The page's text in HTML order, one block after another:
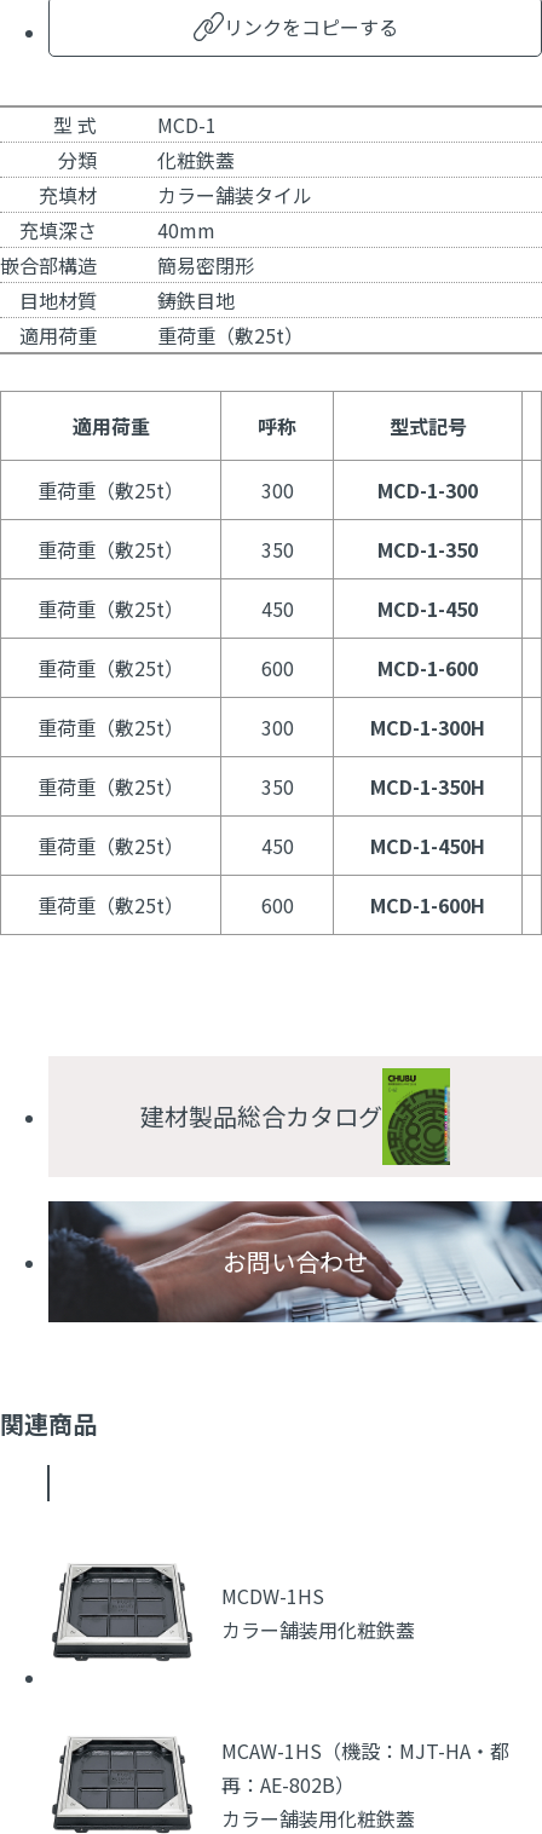
リンクをコピーする
型 式
MCD-1
分類
化粧鉄蓋
充填材
カラー舗装タイル
充填深さ
40mm
嵌合部構造
簡易密閉形
目地材質
鋳鉄目地
適用荷重
重荷重（敷25t）
適用荷重 呼称 型式記号
重荷重（敷25t） 300 MCD-1-300
重荷重（敷25t） 350 MCD-1-350
重荷重（敷25t） 450 MCD-1-450
重荷重（敷25t） 600 MCD-1-600
重荷重（敷25t） 300 MCD-1-300H
重荷重（敷25t） 350 MCD-1-350H
重荷重（敷25t） 450 MCD-1-450H
重荷重（敷25t） 600 MCD-1-600H
建材製品総合カタログ
お問い合わせ
関連商品
MCDW-1HS
カラー舗装用化粧鉄蓋
MCAW-1HS（機設：MJT-HA・都
再：AE-802B）
カラー舗装用化粧鉄蓋